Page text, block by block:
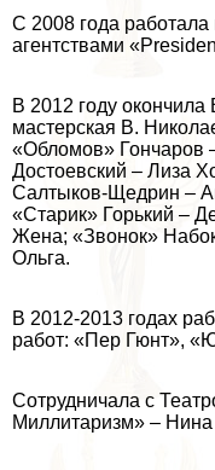
С 2008 года
агентствами
В 2012 году
мастерская В.
«Обломов» Гончаров
Достоевский – Лиза
Салтыков-Щедрин –
«Старик» Горький –
Жена; «Звонок»
Ольга.
В 2012-2013 годах
работ: «Пер Гюнт»,
Сотрудничала с
Миллитаризм» –